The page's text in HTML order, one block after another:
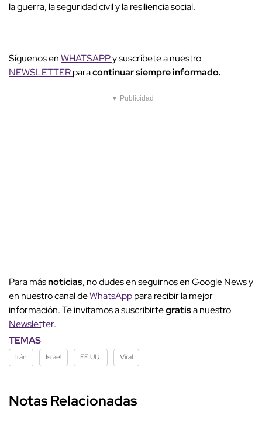
la guerra, la seguridad civil y la resiliencia social.
Síguenos enWHATSAPPy suscríbete a nuestro
NEWSLETTERparacontinuar siempre informado.
▼ Publicidad
Para másnoticias, no dudes en seguirnos en Google News y
en nuestro canal deWhatsApppara recibir la mejor
información. Te invitamos a suscribirtegratisa nuestro
Newsletter.
TEMAS
Irán Israel EE.UU. Viral
Notas Relacionadas